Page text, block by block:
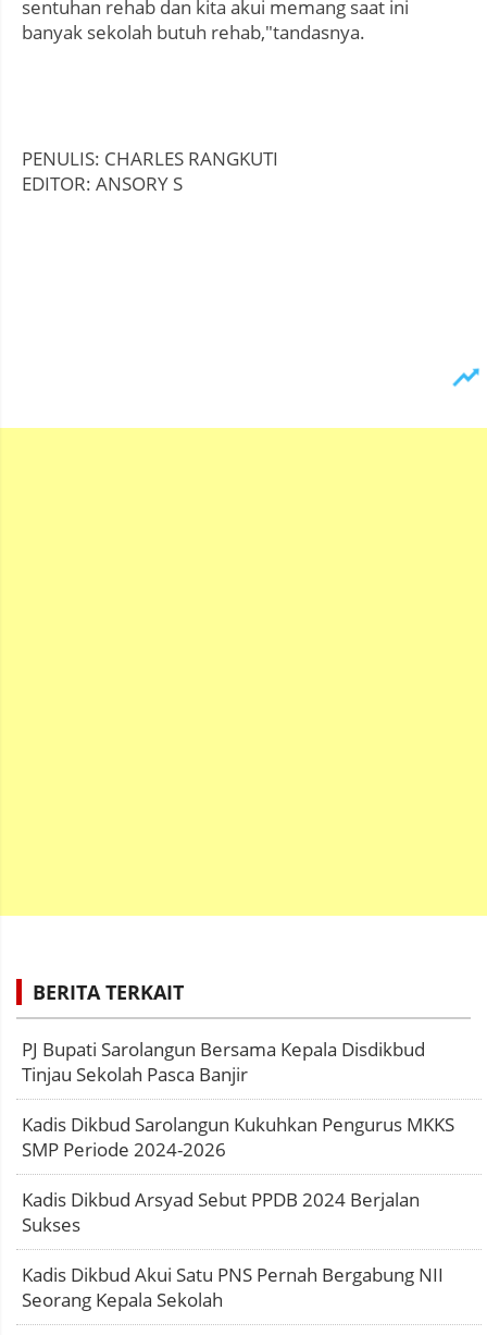
sentuhan rehab dan kita akui memang saat ini
banyak sekolah butuh rehab,"tandasnya.
PENULIS: CHARLES RANGKUTI
EDITOR: ANSORY S
BERITA TERKAIT
PJ Bupati Sarolangun Bersama Kepala Disdikbud
Tinjau Sekolah Pasca Banjir
Kadis Dikbud Sarolangun Kukuhkan Pengurus MKKS
SMP Periode 2024-2026
Kadis Dikbud Arsyad Sebut PPDB 2024 Berjalan
Sukses
Kadis Dikbud Akui Satu PNS Pernah Bergabung NII
Seorang Kepala Sekolah